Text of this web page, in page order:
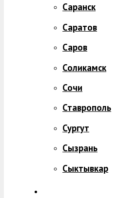
Саранск
Саратов
Саров
Соликамск
Сочи
Ставрополь
Сургут
Сызрань
Сыктывкар